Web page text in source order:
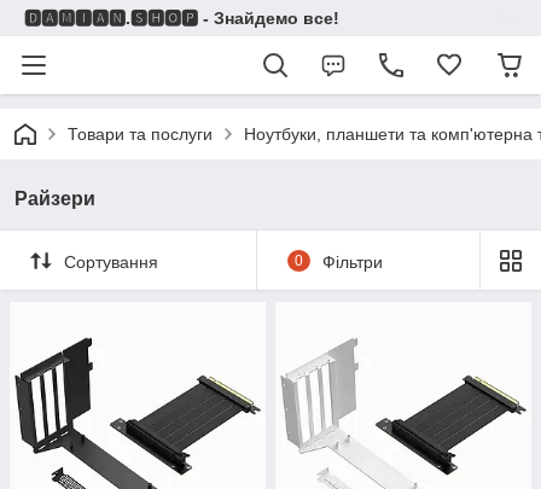
🅳🅰🅼🅸🅰🅽.🆂🅷🅾🅿 - Знайдемо все!
Товари та послуги Ноутбуки, планшети та комп'ютерна
Райзери
Сортування 0 Фільтри